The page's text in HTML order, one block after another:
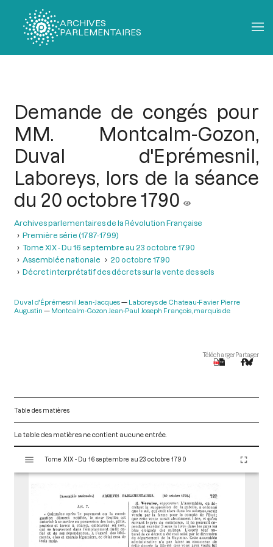
ARCHIVES
PARLEMENTAIRES
Demande de congés pour
MM. Montcalm-Gozon,
Duval d'Eprémesnil,
Laboreys, lors de la séance
du 20 octobre 1790
Archives parlementaires de la Révolution Française
Première série (1787-1799)
Tome XIX - Du 16 septembre au 23 octobre 1790
Assemblée nationale
20 octobre 1790
Décret interprétatif des décrets sur la vente des sels
Duval d'Éprémesnil Jean-Jacques
Laboreys de Chateau-Favier Pierre
Augustin
Montcalm-Gozon Jean-Paul Joseph François, marquis de
TéléchargerPartager
Table des matières
La table des matières ne contient aucune entrée.
s
Tome XIX - Du 16 septembre au 23 octobre 1790